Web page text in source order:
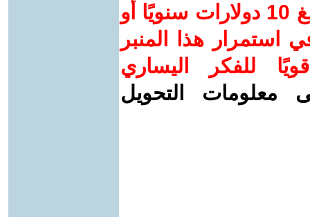
ساهم/ي معنا! بدعمكم بمبلغ 10 دولارات سنويًا أو
استمرار هذا المنبر
للفكر اليساري
معلومات التحويل